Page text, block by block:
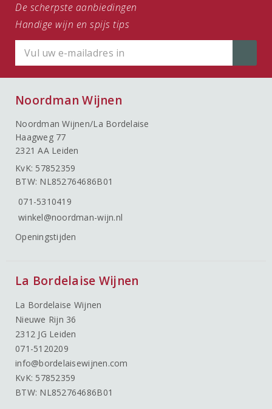
De scherpste aanbiedingen
Handige wijn en spijs tips
Noordman Wijnen
Noordman Wijnen/La Bordelaise
Haagweg 77
2321 AA Leiden
KvK: 57852359
BTW: NL852764686B01
071-5310419
winkel@noordman-wijn.nl
Openingstijden
La Bordelaise Wijnen
La Bordelaise Wijnen
Nieuwe Rijn 36
2312 JG Leiden
071-5120209
info@bordelaisewijnen.com
KvK: 57852359
BTW: NL852764686B01